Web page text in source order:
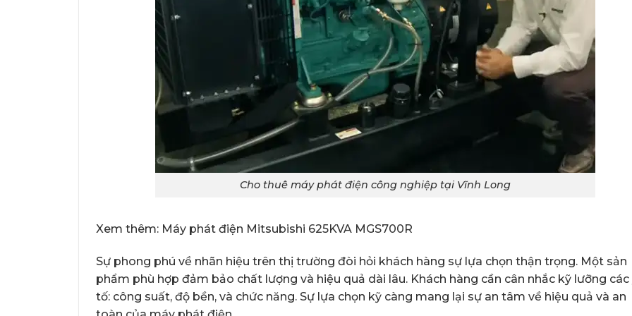
Cho thuê máy phát điện công nghiệp tại Vĩnh Long
Xem thêm: Máy phát điện Mitsubishi 625KVA MGS700R
Sự phong phú về nhãn hiệu trên thị trường đòi hỏi khách hàng sự lựa chọn thận trọng. Một sản
phẩm phù hợp đảm bảo chất lượng và hiệu quả dài lâu. Khách hàng cần cân nhắc kỹ lưỡng các
tố: công suất, độ bền, và chức năng. Sự lựa chọn kỹ càng mang lại sự an tâm về hiệu quả và an